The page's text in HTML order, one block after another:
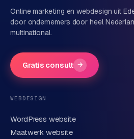
Bedrijfsnaam
Telefoonnummer(optioneel)
Online marketing en webdesign uit
door ondernemers door heel
multinational.
Gratis consult →
WEBDESIGN
WordPress website
Maatwerk website